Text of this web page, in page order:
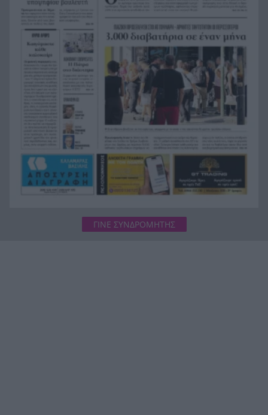
20:00
Ράγισαν και οι πέτρες στην κηδεία του Φράνκο
μεγάλο αρχηγό της Μίλαν
Πάτρα: Στο κέντρο διακοπή υδροδότησης, αλλά
στην Αγίου Νικολάου το νερό τρέχει
ασταμάτητα! ΦΩΤΟ
ΓΙΝΕ ΣΥΝΔΡΟΜΗΤΗΣ